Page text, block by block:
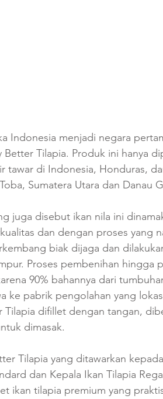
Indonesia menjadi negara
Tilapia. Produk ini hanya
tawar di Indonesia, Honduras,
Sumatera Utara dan Danau
juga disebut ikan nila ini
dan dengan proses yang
biak dijaga dan
Proses pembenihan hingga
90% bahannya dari
ke pabrik pengolahan yang
Tilapia difillet dengan tangan,
dimasak.
Tilapia yang ditawarkan
dan Kepala Ikan Tilapia
ikan tilapia premium yang